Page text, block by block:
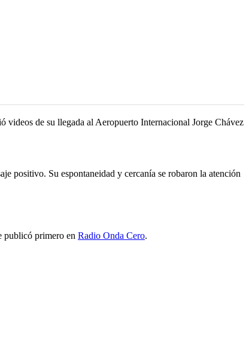
videos de su llegada al Aeropuerto Internacional Jorge Chávez
positivo. Su espontaneidad y cercanía se robaron la atención
publicó primero en Radio Onda Cero.